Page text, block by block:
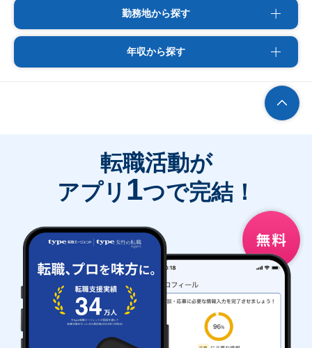
勤務地から探す
年収から探す
転職活動が
アプリ 1つで完結！